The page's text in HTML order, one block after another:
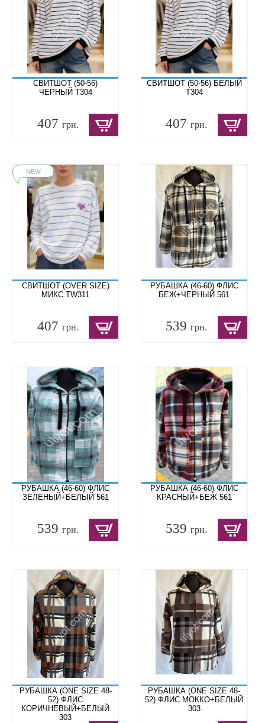
СВИТШОТ (50-56)
ЧЕРНЫЙ T304
407 грн.
СВИТШОТ (50-56) БЕЛЫЙ
T304
407грн.
СВИТШОТ (OVER SIZE)
МИКС TW311
407 грн.
РУБАШКА (46-60) ФЛИС
БЕЖ+ЧЕРНЫЙ 561
539грн.
РУБАШКА (46-60) ФЛИС
ЗЕЛЕНЫЙ+БЕЛЫЙ 561
539 грн.
РУБАШКА (46-60) ФЛИС
КРАСНЫЙ+БЕЖ 561
539грн.
РУБАШКА (ONE SIZE 48-
52) ФЛИС
КОРИЧНЕВЫЙ+БЕЛЫЙ
303
РУБАШКА (ONE SIZE 48-
52) ФЛИС МОККО+БЕЛЫЙ
303